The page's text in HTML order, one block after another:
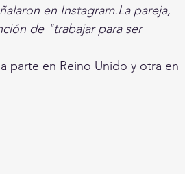
en Instagram.La pareja,
de "trabajar para ser
parte en Reino Unido y otra en